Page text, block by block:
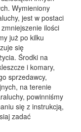
Wymieniony
jest w postaci
ilości
już po kilku
się
Środki na
i komary,
sprzedawcy,
na terenie
powinniśmy
się z instrukcją,
zadać